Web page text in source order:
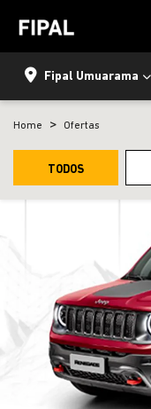
Fipal Umuarama
Home Ofertas
TODOS